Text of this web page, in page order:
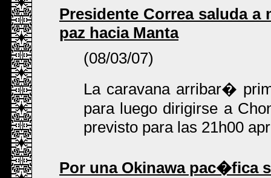
Presidente Correa saluda a
paz hacia Manta
(08/03/07)
La caravana arribar�
para luego dirigirse a
previsto para las 21h00
Por una Okinawa pac�fica